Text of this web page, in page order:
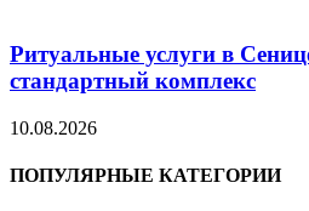
Ритуальные услуги в
стандартный комплекс
10.08.2026
ПОПУЛЯРНЫЕ КАТЕГОРИИ